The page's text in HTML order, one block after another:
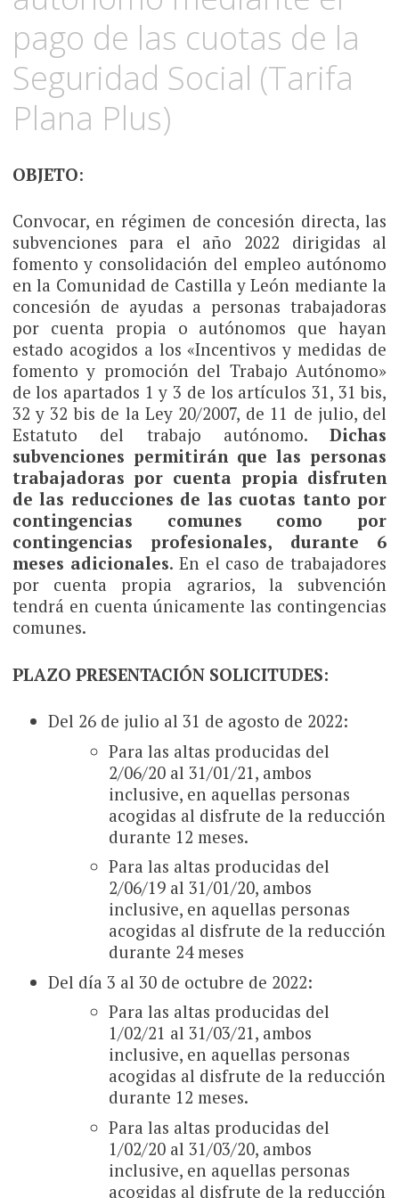
pago de las cuotas de la
Seguridad Social (Tarifa
Plana Plus)
OBJETO:
Convocar, en régimen de concesión directa, las
subvenciones para el año 2022 dirigidas al
fomento y consolidación del empleo autónomo
en la Comunidad de Castilla y León mediante la
concesión de ayudas a personas trabajadoras
por cuenta propia o autónomos que hayan
estado acogidos a los «Incentivos y medidas de
fomento y promoción del Trabajo Autónomo»
de los apartados 1 y 3 de los artículos 31, 31 bis,
32 y 32 bis de la Ley 20/2007, de 11 de julio, del
Estatuto del trabajo autónomo.Dichas
subvenciones permitirán que las personas
trabajadoras por cuenta propia disfruten
de las reducciones de las cuotas tanto por
contingencias comunes como por
contingencias profesionales, durante 6
meses adicionales. En el caso de trabajadores
por cuenta propia agrarios, la subvención
tendrá en cuenta únicamente las contingencias
comunes.
PLAZO PRESENTACIÓN SOLICITUDES:
Del 26 de julio al 31 de agosto de 2022:
Para las altas producidas del
2/06/20 al 31/01/21, ambos
inclusive, en aquellas personas
acogidas al disfrute de la reducción
durante 12 meses.
Para las altas producidas del
2/06/19 al 31/01/20, ambos
inclusive, en aquellas personas
acogidas al disfrute de la reducción
durante 24 meses
Del día 3 al 30 de octubre de 2022:
Para las altas producidas del
1/02/21 al 31/03/21, ambos
inclusive, en aquellas personas
acogidas al disfrute de la reducción
durante 12 meses.
Para las altas producidas del
1/02/20 al 31/03/20, ambos
inclusive, en aquellas personas
acogidas al disfrute de la reducción